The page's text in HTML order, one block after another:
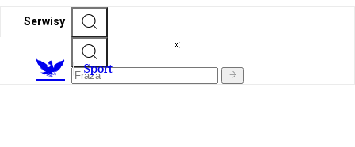
Serwisy
Sport